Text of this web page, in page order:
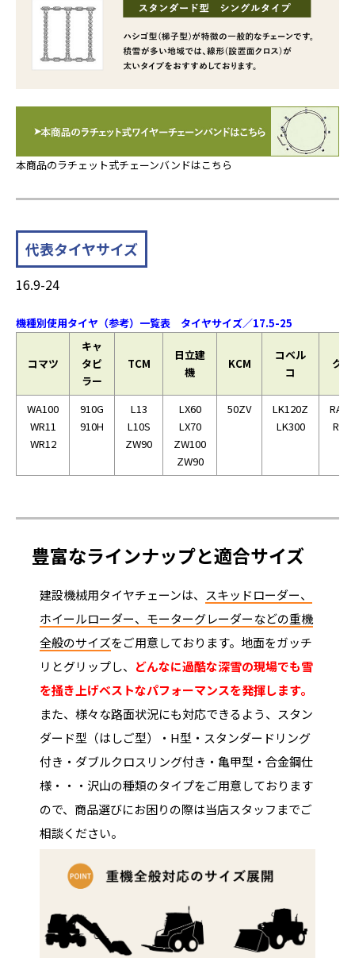
本商品のラチェット式チェーンバンドはこちら
代表タイヤサイズ
16.9-24
機種別使用タイヤ（参考）一覧表 タイヤサイズ／17.5-25
コマツ
キャ
タピ
ラー
TCM
日立建
機
KCM
コベル
コ
ク
WA100
WR11
WR12
910G
910H
L13
L10S
ZW90
LX60
LX70
ZW100
ZW90
50ZV
LK120Z
LK300
豊富なラインナップと適合サイズ
建設機械用タイヤチェーンは、 スキッドローダー、
ホイールローダー、モーターグレーダーなどの重機
全般のサイズをご用意しております。地面をガッチ
リとグリップし、 どんなに過酷な深雪の現場でも雪
を掻き上げベストなパフォーマンスを発揮します。
また、様々な路面状況にも対応できるよう、スタン
ダード型（はしご型）・H型・スタンダードリング
付き・ダブルクロスリング付き・亀甲型・合金鋼仕
様・・・沢山の種類のタイプをご用意しております
ので、商品選びにお困りの際は当店スタッフまでご
相談ください。